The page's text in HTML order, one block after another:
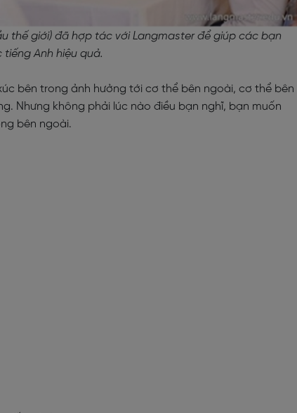
thế giới) đã hợp tác với Langmaster để giúp các bạn
Anh hiệu quả.
bên trong ảnh hưởng tới cơ thể bên ngoài, cơ thể bên
Nhưng không phải lúc nào điều bạn nghĩ, bạn muốn
bên ngoài.